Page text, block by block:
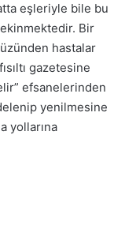
eşleriyle bile bu
Bir
hastalar
gazetesine
efsanelerinden
yenilmesine
yollarına